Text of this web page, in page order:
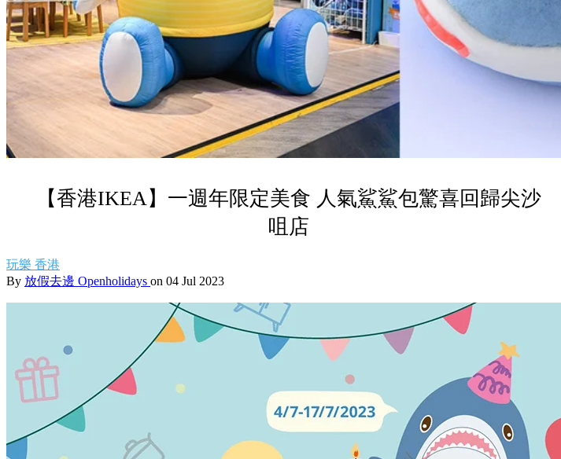
【香港IKEA】一週年限定美食 人氣鯊鯊包驚喜回歸尖沙
咀店
玩樂 香港
By 放假去邊 Openholidays on 04 Jul 2023